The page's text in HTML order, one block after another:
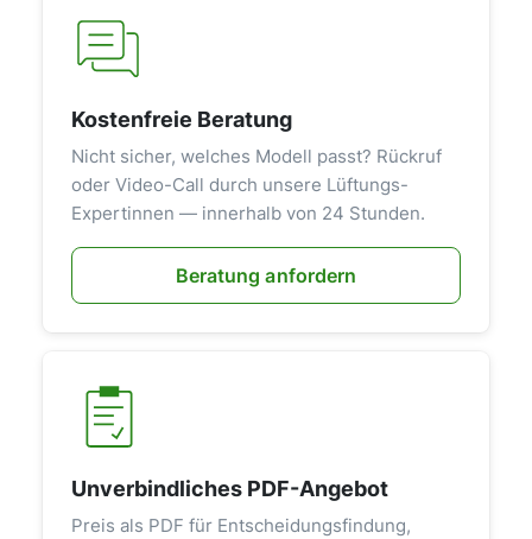
Kostenfreie Beratung
Nicht sicher, welches Modell passt? Rückruf
oder Video-Call durch unsere Lüftungs-
Expertinnen — innerhalb von 24 Stunden.
Beratung anfordern
Unverbindliches PDF-Angebot
Preis als PDF für Entscheidungsfindung,